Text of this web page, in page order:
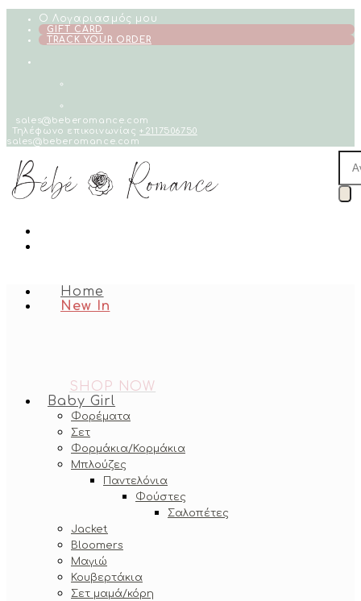
Skip
content
Ο Λογαριασμός μου
GIFT CARD
TRACK YOUR ORDER
sales@beberomance.com
Τηλέφωνο επικοινωνίας+2117506750
sales@beberomance.com
Home
New In
SHOP NOW
Baby Girl
Φορέματα
Σετ
Φορμάκια/Κορμάκια
Μπλούζες
Παντελόνια
Φούστες
Σαλοπέτες
Jacket
Bloomers
Μαγιώ
Κουβερτάκια
Σετ μαμά/κόρη